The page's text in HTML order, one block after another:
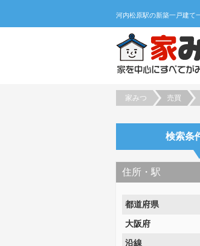
家みつ 売買
検索条
住所・駅
都道府県
大阪府
沿線